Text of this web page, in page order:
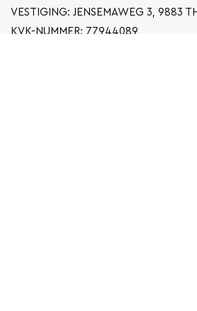
VESTIGING: JENSEMAWEG 3, 9883
KVK-NUMMER: 77944089